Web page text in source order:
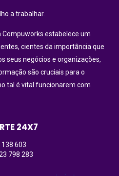
a trabalhar.
Compuworks estabelece um
cientes da importância que
seus negócios e organizações,
são cruciais para o
tal é vital funcionarem com
24X7
138 603
798 283